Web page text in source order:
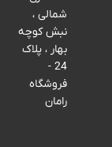
شمالی ،
نبش کوچه
بهار ، پلاک
24 -
فروشگاه
رامان